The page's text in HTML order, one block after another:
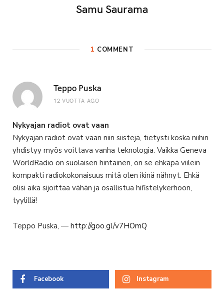
Samu Saurama
1 COMMENT
Teppo Puska
12 VUOTTA AGO
Nykyajan radiot ovat vaan
Nykyajan radiot ovat vaan niin siistejä, tietysti koska niihin
yhdistyy myös voittava vanha teknologia. Vaikka Geneva
WorldRadio on suolaisen hintainen, on se ehkäpä viilein
kompakti radiokokonaisuus mitä olen ikinä nähnyt. Ehkä
olisi aika sijoittaa vähän ja osallistua hifistelykerhoon,
tyylillä!
Teppo Puska, — http://goo.gl/v7HOmQ
Facebook Instagram